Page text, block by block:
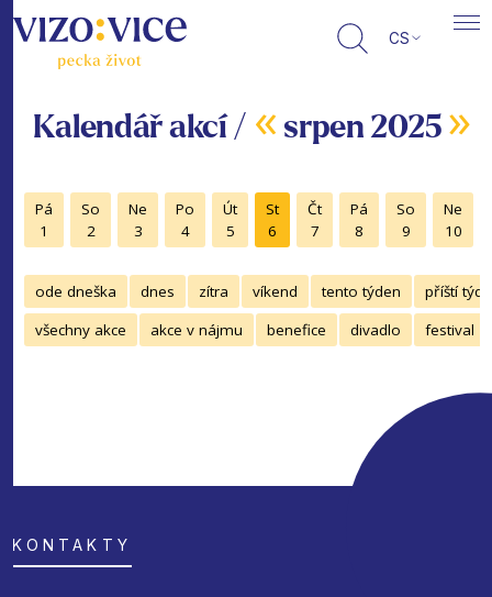
CS
Kalendář akcí / « srpen 2025 »
Pá
1
So
2
Ne
3
Po
4
Út
5
St
6
Čt
7
Pá
8
So
9
Ne
10
ode dneška dnes zítra víkend tento týden
příští
všechny akce
akce v nájmu benefice divadlo festival
KONTAKTY